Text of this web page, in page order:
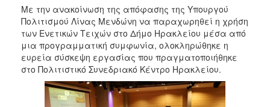
2021
2020
2019
2018
2017
2016
Με την ανακοίνωση της απόφασης της Υπουργού
Πολιτισμού Λίνας Μενδώνη να παραχωρηθεί η χρήση
των Ενετικών Τειχών στο Δήμο Ηρακλείου μέσα από
μια προγραμματική συμφωνία, ολοκληρώθηκε η
ευρεία σύσκεψη εργασίας που πραγματοποιήθηκε
στο Πολιτιστικό Συνεδριακό Κέντρο Ηρακλείου.